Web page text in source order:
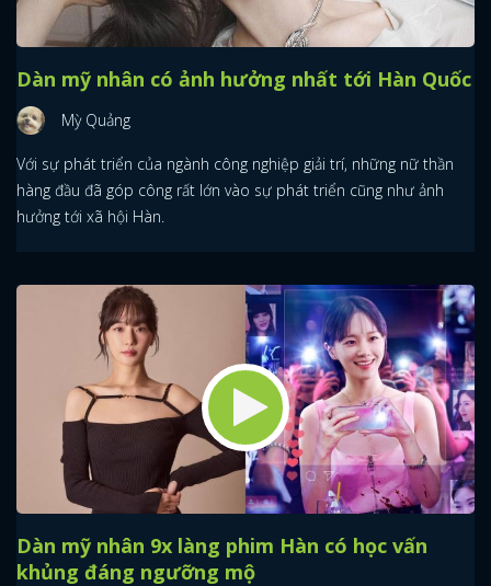
Dàn mỹ nhân có ảnh hưởng nhất tới Hàn Quốc
Mỳ Quảng
Với sự phát triển của ngành công nghiệp giải trí, những nữ thần
hàng đầu đã góp công rất lớn vào sự phát triển cũng như ảnh
hưởng tới xã hội Hàn.
Dàn mỹ nhân 9x làng phim Hàn có học vấn
khủng đáng ngưỡng mộ